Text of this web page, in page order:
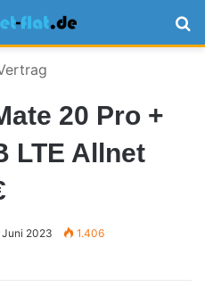
20 Pro +
LTE Allnet
2023 1.406